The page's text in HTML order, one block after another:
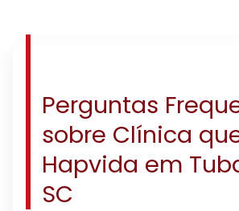
Perguntas
sobre Clínica
Hapvida em
SC